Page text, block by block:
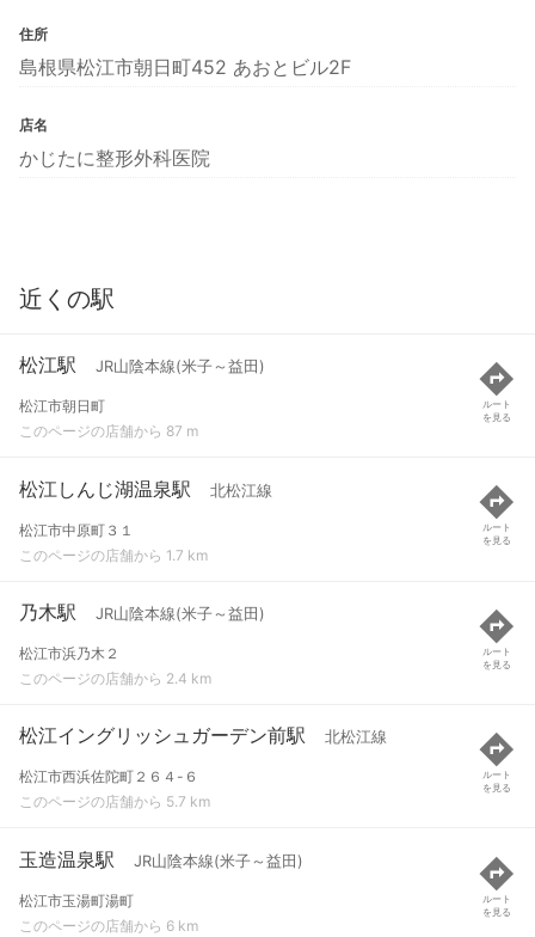
住所
島根県松江市朝日町452 あおとビル2F
店名
かじたに整形外科医院
近くの駅
松江駅 JR山陰本線(米子～益田)
松江市朝日町
このページの店舗から 87 m
ルート
を見る
松江しんじ湖温泉駅 北松江線
松江市中原町３１
このページの店舗から 1.7 km
ルート
を見る
乃木駅 JR山陰本線(米子～益田)
松江市浜乃木２
このページの店舗から 2.4 km
ルート
を見る
松江イングリッシュガーデン前駅 北松江線
松江市西浜佐陀町２６４-６
このページの店舗から 5.7 km
ルート
を見る
玉造温泉駅 JR山陰本線(米子～益田)
松江市玉湯町湯町
このページの店舗から 6 km
ルート
を見る